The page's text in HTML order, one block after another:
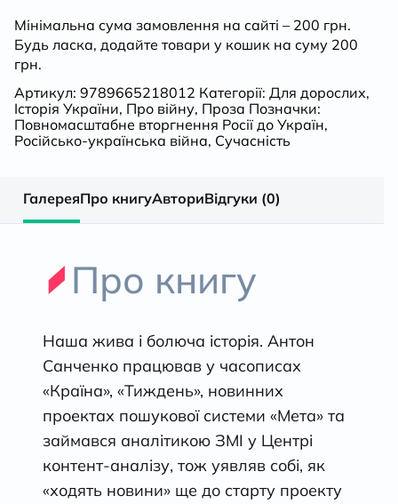
Мінімальна сума замовлення на сайті – 200 грн.
Будь ласка, додайте товари у кошик на суму 200
грн.
Артикул: 9789665218012 Категорії: Для дорослих,
Історія України, Про війну, Проза Позначки:
Повномасштабне вторгнення Росії до Україн,
Російсько-українська війна, Сучасність
ГалереяПро книгуАвториВідгуки (0)
Про книгу
Наша жива і болюча історія. Антон
Санченко працював у часописах
«Країна», «Тиждень», новинних
проектах пошукової системи «Мета» та
займався аналітикою ЗМІ у Центрі
контент-аналізу, тож уявляв собі, як
«ходять новини» ще до старту проекту